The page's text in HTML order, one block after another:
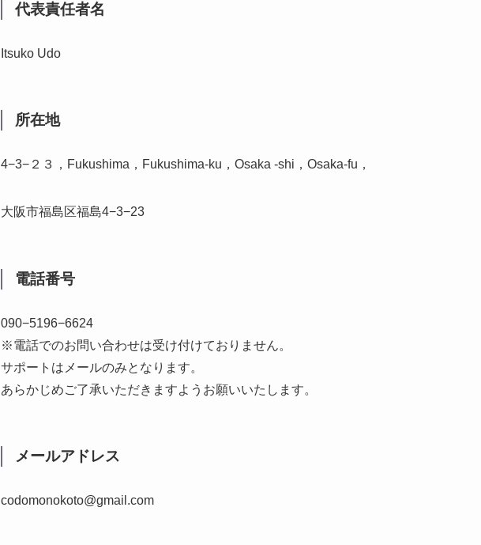
代表責任者名
Itsuko Udo
所在地
4−3−２３，Fukushima，Fukushima-ku，Osaka -shi，Osaka-fu，
大阪市福島区福島4−3−23
電話番号
090−5196−6624
※電話でのお問い合わせは受け付けておりません。
サポートはメールのみとなります。
あらかじめご了承いただきますようお願いいたします。
メールアドレス
codomonokoto@gmail.com